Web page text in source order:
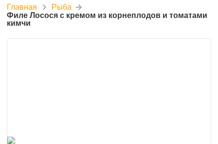
Главная Рыба
Филе Лосося с кремом из корнеплодов и томатами
кимчи